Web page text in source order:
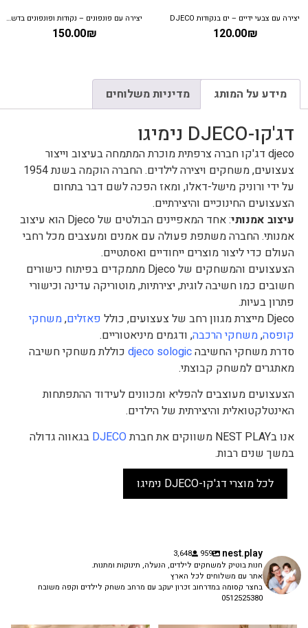
ערכת יצירה – עיצוב אופנה קרולין
199.00₪
משחק קופסא לילדים – קריסטלים
130.00₪
מידע על המותג מדיניות משלוחים
דג'קו-DJECO נימיגו
djeco דג'קו חברה צרפתית מוכרת המתמחה בעיצוב וייצור
צעצועים, משחקים ויצירה לילדים. החברה הוקמה בשנת 1954
על ידי ורוניק מישל-דאלו, ומאז הפכה לשם דבר בתחום
הצעצועים החינוכיים והיצירתיים.
עיצוב אמנותי
: אחד המאפיינים הבולטים של Djeco הוא עיצוב
אמנותי. החברה משתפת פעולה עם אמנים ומעצבים מכל רחבי
העולם כדי ליצור מוצרים ייחודיים ואסתטיים.
הצעצועים והמשחקים של Djeco מתמקדים בפיתוח כישורים
חשובים כמו חשיבה לוגית, יצירתיות, מוטוריקה עדינה וכישורי
פתרון בעיות.
Djeco מייצרת מגוון רחב של צעצועים, כולל
פאזלים,משחקי
קופסה,משחקי הרכבה, ודגמים מיניאטוריים.
סדרת משחקי החשיבהdjeco sologic כוללת משחקי חשיבה
מאתגרים למשחק קבוצתי.
הצעצועים מעוצבים להפליא ומכוונים לעידוד ההתפתחות
האינטלקטואלית והיצירתית של הילדים.
אנו בNEST PLAY משווקים את חברת
DJECO בגאווה גדולה
במשך שנים רבות.
לכל מוצרי דג'קו-DJECO נימיגו
nest.play
959
3,648
חנות בוטיק למשחקים לילדים, הנעלה, תינוקות ומתנות.
אתר עם משלוחים לכל הארץ
בחצר קסומה במדרחוב זכרון יעקב עם מרחב משחק לילדים וקפה משובח
0512525380